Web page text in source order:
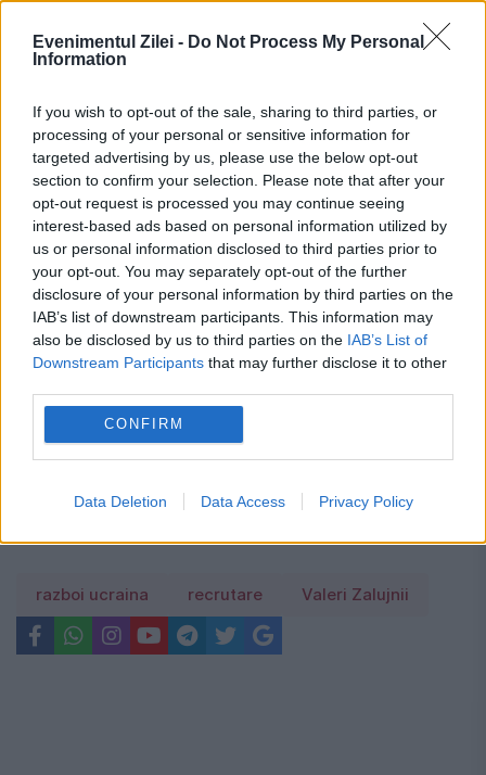
Evenimentul Zilei - Do Not Process My Personal
Information
If you wish to opt-out of the sale, sharing to third parties, or
processing of your personal or sensitive information for
targeted advertising by us, please use the below opt-out
section to confirm your selection. Please note that after your
opt-out request is processed you may continue seeing
interest-based ads based on personal information utilized by
us or personal information disclosed to third parties prior to
your opt-out. You may separately opt-out of the further
disclosure of your personal information by third parties on the
IAB’s list of downstream participants. This information may
also be disclosed by us to third parties on the IAB’s List of
Downstream Participants that may further disclose it to other
CONFIRM
Data Deletion Data Access Privacy Policy
Zelenskil-ar „ocoli” pe comandantul Valerii
militari. Complicând capacitatea acestora
din urmă de a comanda pe deplin Forțele
Armate ale Ucrainei.
Un mare retailer german dispare treptat
din orașe: sute de magazine lichidează
Înainte să construiești ceva, trebuie să
știi acest lucru. Amenzile pot ajunge la
razboi ucraina recrutare Valeri Zalujnii